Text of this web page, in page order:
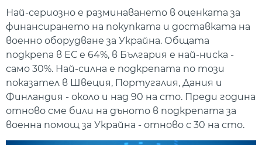
Най-сериозно е разминаването в оценката за
финансирането на покупката и доставката на
военно оборудване за Украйна. Общата
подкрепа в ЕС е 64%, в България е най-ниска -
само 30%. Най-силна е подкрепата по този
показател в Швеция, Португалия, Дания и
Финландия - около и над 90 на сто. Преди година
отново сме били на дъното в подкрепата за
военна помощ за Украйна - отново с 30 на сто.